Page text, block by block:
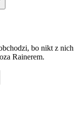
bo nikt z nich
Rainerem.